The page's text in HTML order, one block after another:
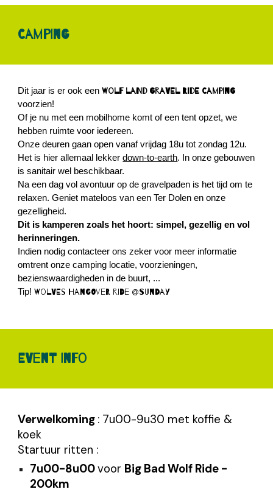
Camping
Dit jaar is er ook eenWolf Land Gravel Ride camping
voorzien!
Of je nu met een mobilhome komt of een tent opzet, we
hebben ruimte voor iedereen.
Onze deuren gaan open vanaf vrijdag 18u tot zondag 12u.
Het is hier allemaal lekkerdown-to-earth. In onze gebouwen
is sanitair wel beschikbaar.
Na een dag vol avontuur op de gravelpaden is het tijd om te
relaxen. Geniet mateloos van een Ter Dolen en onze
gezelligheid.
Dit is kamperen zoals het hoort: simpel, gezellig en vol
herinneringen.
Indien nodig contacteer ons zeker voor meer informatie
omtrent onze camping locatie, voorzieningen,
bezienswaardigheden in de buurt, ...
Tip!Wolves hangover Ride @Sunday
EVENT INFO
Verwelkoming : 7u00-9u30 met koffie &
koek
Startuur ritten :
7u00-8u00voor Big Bad Wolf Ride -
200km